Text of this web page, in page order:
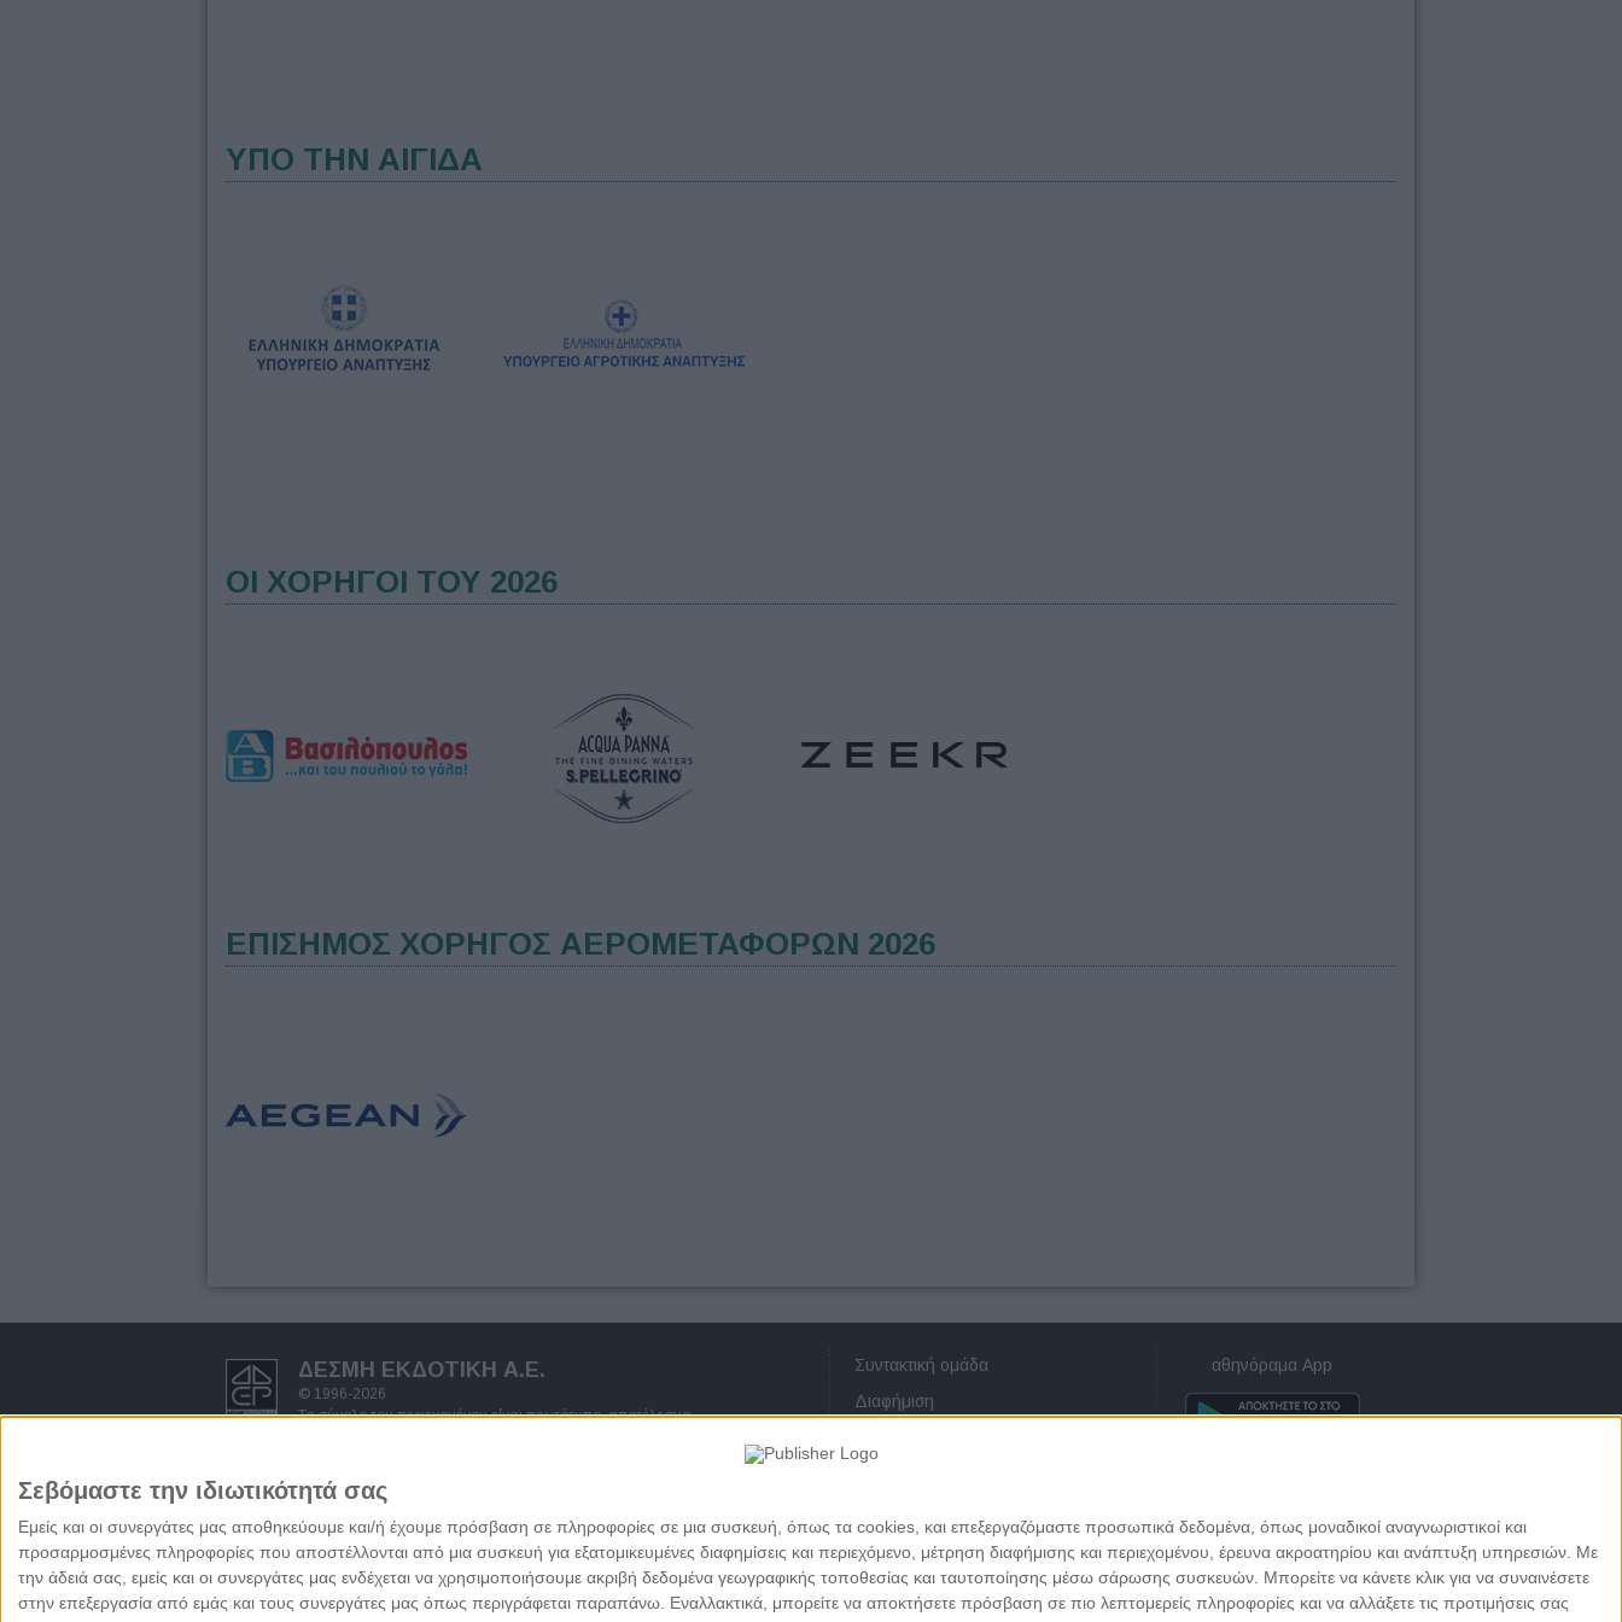
Σεβόμαστε την ιδιωτικότητά σας
Εμείς και οι συνεργάτες μας αποθηκεύουμε και/ή έχουμε πρόσβαση σε πληροφορίες σε μια συσκευή, όπως τα cookies, και επεξεργαζόμαστε προσωπικά δεδομένα, όπως μοναδικοί αναγνωριστικοί και
προσαρμοσμένες πληροφορίες που αποστέλλονται από μια συσκευή για εξατομικευμένες διαφημίσεις και περιεχόμενο, μέτρηση διαφήμισης και περιεχομένου, έρευνα ακροατηρίου και ανάπτυξη υπηρεσιών. Με
την άδειά σας, εμείς και οι συνεργάτες μας ενδέχεται να χρησιμοποιήσουμε ακριβή δεδομένα γεωγραφικής τοποθεσίας και ταυτοποίησης μέσω σάρωσης συσκευών. Μπορείτε να κάνετε κλικ για να συναινέσετε
στην επεξεργασία από εμάς και τους συνεργάτες μας όπως περιγράφεται παραπάνω. Εναλλακτικά, μπορείτε να αποκτήσετε πρόσβαση σε πιο λεπτομερείς πληροφορίες και να αλλάξετε τις προτιμήσεις σας
ΥΠΟ ΤΗΝ ΑΙΓΙΔΑ
ΟΙ ΧΟΡΗΓΟΙ ΤΟΥ 2026
ΕΠΙΣΗΜΟΣ ΧΟΡΗΓΟΣ ΑΕΡΟΜΕΤΑΦΟΡΩΝ 2026
ΔΕΣΜΗ ΕΚΔΟΤΙΚΗ A.E.
© 1996-2026
Το σύνολο του περιεχομένου είναι πρωτότυπο, αποτέλεσμα
Απαγορεύεται η αντιγραφή ολόκληρου ή μέρους αυτού χωρίς προηγούμενη
γραπτή άδεια του Εκδότη.
Όροι χρήσης - πολιτική προστασίας προσωπικών δεδομένων
Συντακτική ομάδα
Διαφήμιση
αθηνόραμα App